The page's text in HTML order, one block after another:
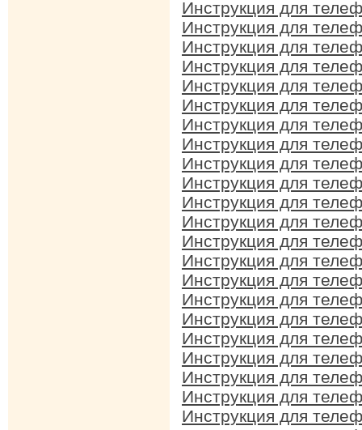
Инструкция для
Инструкция для
Инструкция для
Инструкция для
Инструкция для
Инструкция для
Инструкция для
Инструкция для
Инструкция для
Инструкция для
Инструкция для
Инструкция для
Инструкция для
Инструкция для
Инструкция для
Инструкция для
Инструкция для
Инструкция для
Инструкция для
Инструкция для
Инструкция для
Инструкция для